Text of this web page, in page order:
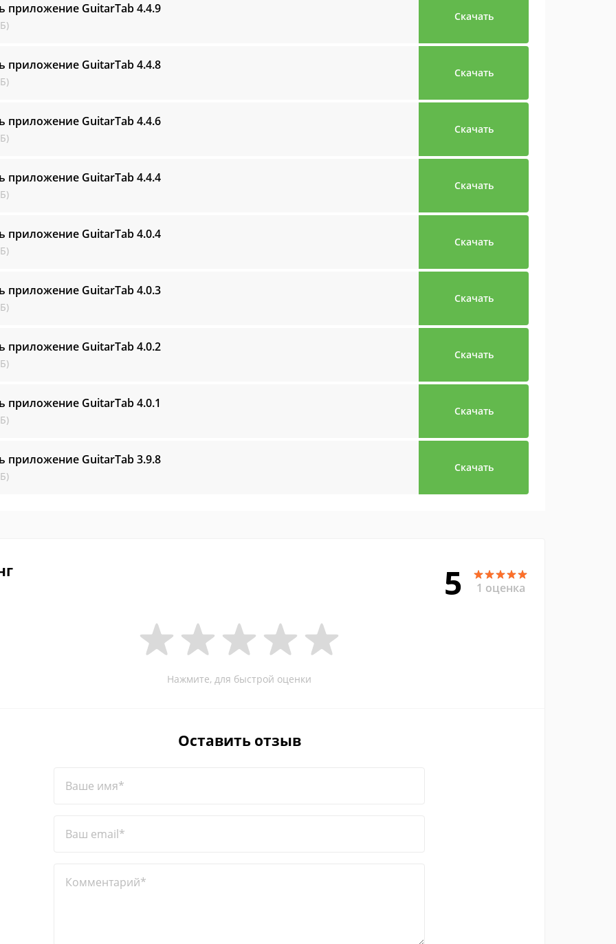
приложение GuitarTab4.4.9
Скачать
приложение GuitarTab4.4.8
Скачать
приложение GuitarTab4.4.6
Скачать
приложение GuitarTab4.4.4
Скачать
приложение GuitarTab4.0.4
Скачать
приложение GuitarTab4.0.3
Скачать
приложение GuitarTab4.0.2
Скачать
приложение GuitarTab4.0.1
Скачать
приложение GuitarTab3.9.8
Скачать
5 1 оценка
Нажмите, для быстрой оценки
Оставить отзыв
Ваше имя*
Ваш email*
Комментарий*